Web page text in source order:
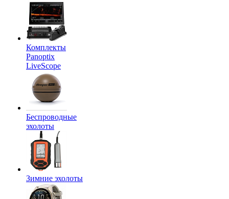
Комплекты
Panoptix
LiveScope
Беспроводные
эхолоты
Зимние эхолоты